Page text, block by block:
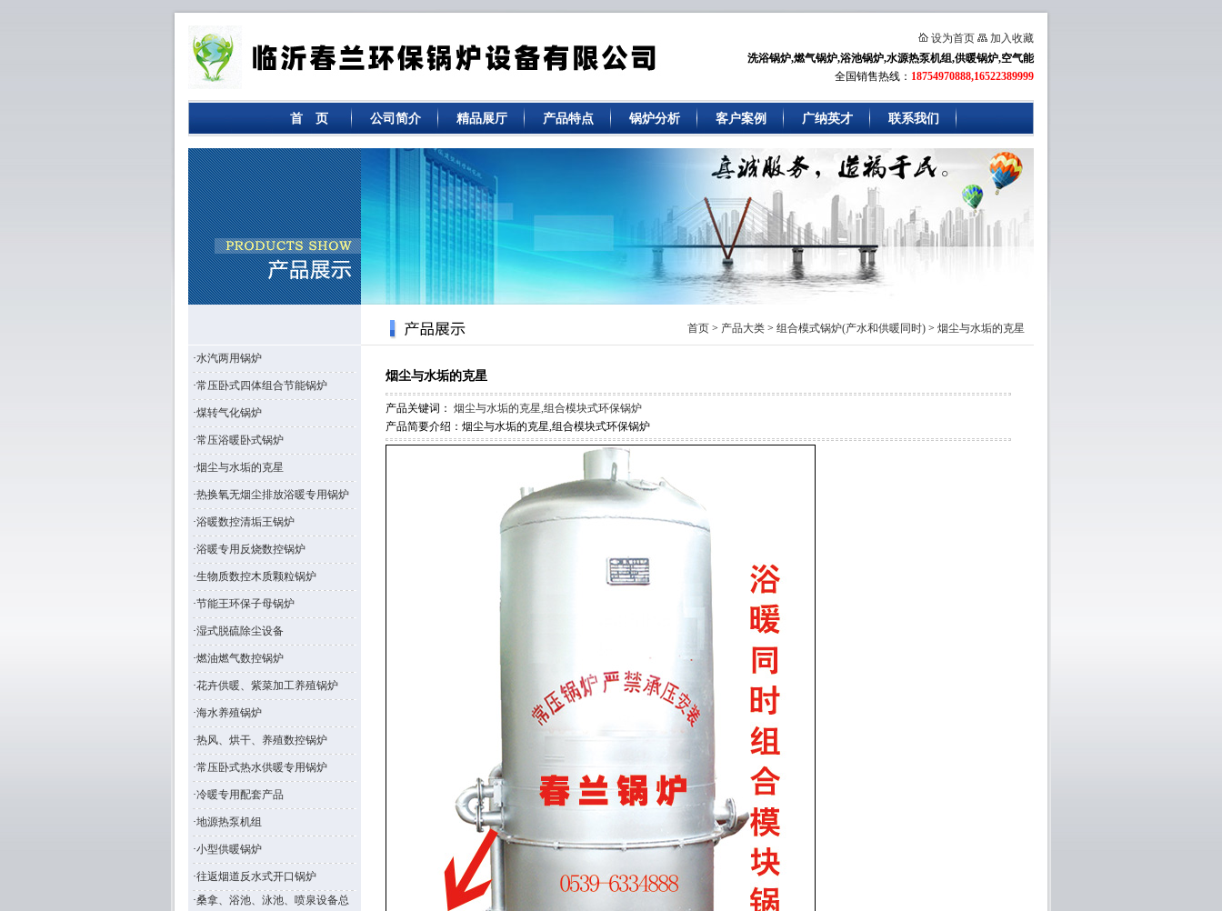
设为首页
加入收藏
洗浴锅炉,燃气锅炉,浴池锅炉,水源热泵机组,供暖锅炉,空气能
全国销售热线： 18754970888,16522389999
首 页 公司简介 精品展厅 产品特点 锅炉分析 客户案例 广纳英才 联系我们
·水汽两用锅炉
·常压卧式四体组合节能锅炉
·煤转气化锅炉
·常压浴暖卧式锅炉
·烟尘与水垢的克星
·热换氧无烟尘排放浴暖专用锅炉
·浴暖数控清垢王锅炉
·浴暖专用反烧数控锅炉
·生物质数控木质颗粒锅炉
·节能王环保子母锅炉
·湿式脱硫除尘设备
·燃油燃气数控锅炉
·花卉供暖、紫菜加工养殖锅炉
·海水养殖锅炉
·热风、烘干、养殖数控锅炉
·常压卧式热水供暖专用锅炉
·冷暖专用配套产品
·地源热泵机组
·小型供暖锅炉
·往返烟道反水式开口锅炉
·桑拿、浴池、泳池、喷泉设备总
首页 > 产品大类 > 组合模式锅炉(产水和供暖同时) > 烟尘与水垢的克星
烟尘与水垢的克星
产品关键词： 烟尘与水垢的克星,组合模块式环保锅炉
产品简要介绍：烟尘与水垢的克星,组合模块式环保锅炉